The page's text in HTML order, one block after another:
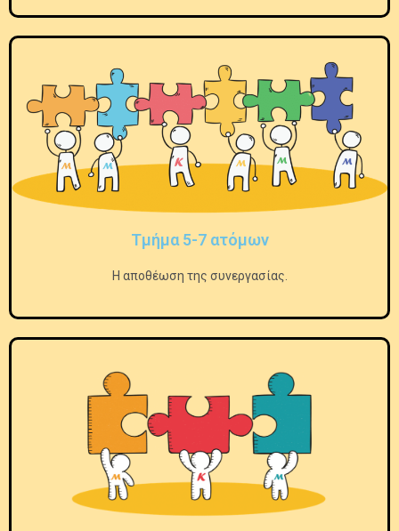
Τμήμα 5-7 ατόμων
Η αποθέωση της συνεργασίας.